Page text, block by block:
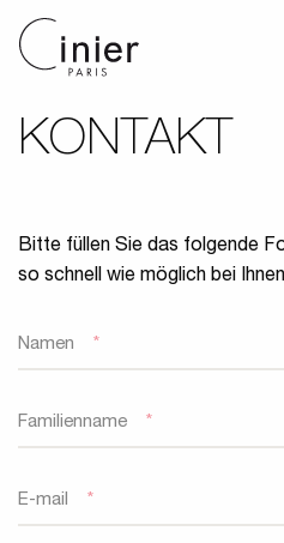
KONTAKT
Bitte füllen Sie das folgende
so schnell wie möglich bei
Namen *
Familienname *
E-mail *